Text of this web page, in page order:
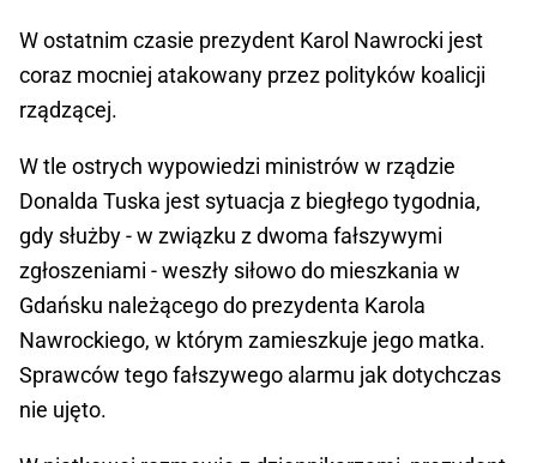
W ostatnim czasie prezydent Karol Nawrocki jest
coraz mocniej atakowany przez polityków koalicji
rządzącej.
W tle ostrych wypowiedzi ministrów w rządzie
Donalda Tuska jest sytuacja z biegłego tygodnia,
gdy służby - w związku z dwoma fałszywymi
zgłoszeniami - weszły siłowo do mieszkania w
Gdańsku należącego do prezydenta Karola
Nawrockiego, w którym zamieszkuje jego matka.
Sprawców tego fałszywego alarmu jak dotychczas
nie ujęto.